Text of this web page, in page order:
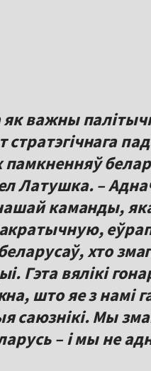
важны
Латушка. –
каманды,
хто
Гэта вялікі
што яе з намі
саюзнікі. Мы
– і мы не